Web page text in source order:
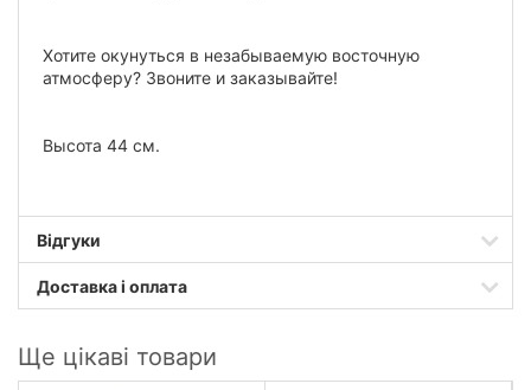
Хотите окунуться в незабываемую восточную
атмосферу? Звоните и заказывайте!
Высота 44 см.
Відгуки
Доставка і оплата
Ще цікаві товари